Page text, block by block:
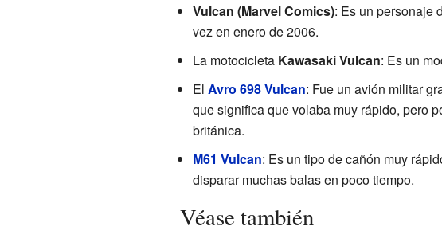
Vulcan (Marvel Comics): Es un personaje
vez en enero de 2006.
La motocicleta Kawasaki Vulcan: Es un
El Avro 698 Vulcan: Fue un avión militar
que significa que volaba muy rápido, pero
británica.
M61 Vulcan: Es un tipo de cañón muy
disparar muchas balas en poco tiempo.
Véase también